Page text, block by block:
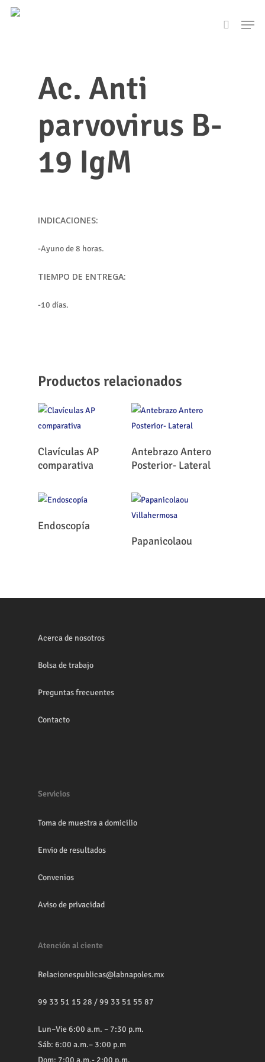
Skip
search
Ac. Anti
parvovirus B-
19 IgM
INDICACIONES:
-Ayuno de 8 horas.
TIEMPO DE ENTREGA:
-10 días.
Productos relacionados
Leer Más
Clavículas AP
comparativa
Leer Más
Antebrazo Antero
Posterior- Lateral
Leer Más
Endoscopía
Leer Más
Papanicolaou
Acerca de nosotros
Bolsa de trabajo
Preguntas frecuentes
Contacto
Servicios
Toma de muestra a domicilio
Envio de resultados
Convenios
Aviso de privacidad
Atención al ciente
Relacionespublicas@labnapoles.mx
99 33 51 15 28 /99 33 51 55 87
Lun–Vie 6:00 a.m. – 7:30 p.m.
Sáb: 6:00 a.m.– 3:00 p.m
Dom: 7:00 a.m.- 2:00 p.m.